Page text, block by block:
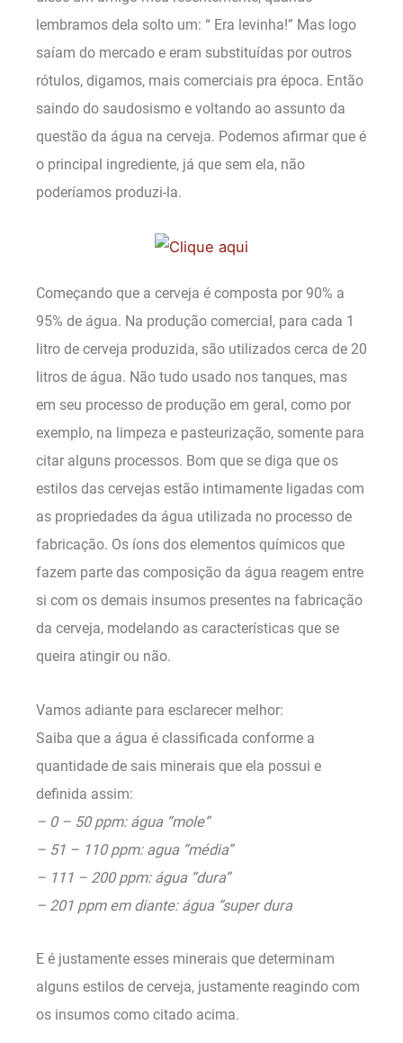
lembramos dela solto um: “ Era levinha!” Mas logo
saíam do mercado e eram substituídas por outros
rótulos, digamos, mais comerciais pra época. Então
saindo do saudosismo e voltando ao assunto da
questão da água na cerveja. Podemos afirmar que é
o principal ingrediente, já que sem ela, não
poderíamos produzi-la.
Começando que a cerveja é composta por 90% a
95% de água. Na produção comercial, para cada 1
litro de cerveja produzida, são utilizados cerca de 20
litros de água. Não tudo usado nos tanques, mas
em seu processo de produção em geral, como por
exemplo, na limpeza e pasteurização, somente para
citar alguns processos. Bom que se diga que os
estilos das cervejas estão intimamente ligadas com
as propriedades da água utilizada no processo de
fabricação. Os íons dos elementos químicos que
fazem parte das composição da água reagem entre
si com os demais insumos presentes na fabricação
da cerveja, modelando as características que se
queira atingir ou não.
Vamos adiante para esclarecer melhor:
Saiba que a água é classificada conforme a
quantidade de sais minerais que ela possui e
definida assim:
– 0 – 50 ppm: água “mole”
– 51 – 110 ppm: agua “média”
– 111 – 200 ppm: água “dura”
– 201 ppm em diante: água “super dura
E é justamente esses minerais que determinam
alguns estilos de cerveja, justamente reagindo com
os insumos como citado acima.